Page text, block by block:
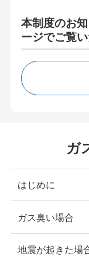
本制度のお
ージでご覧
ガ
はじめに
ガス臭い場合
地震が起きた場